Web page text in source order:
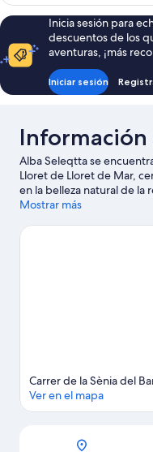
Inicia sesión para
descuentos de los
aventuras, ¡más
Iniciar sesión
Información
Alba Seleqtta se
Lloret de Lloret de Mar,
en la belleza natural de la
Mar o a Playa de Fenals.
ves el momento de estar
Mostrar más
Carrer de la Sènia del
Ver en el mapa